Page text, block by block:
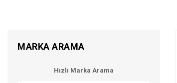
MARKA ARAMA
Hızlı Marka Arama